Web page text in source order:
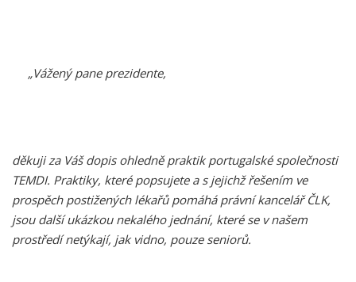
„Vážený pane prezidente,
děkuji za Váš dopis ohledně praktik portugalské společnosti
TEMDI. Praktiky, které popsujete a s jejichž řešením ve
prospěch postižených lékařů pomáhá právní kancelář ČLK,
jsou další ukázkou nekalého jednání, které se v našem
prostředí netýkají, jak vidno, pouze seniorů.